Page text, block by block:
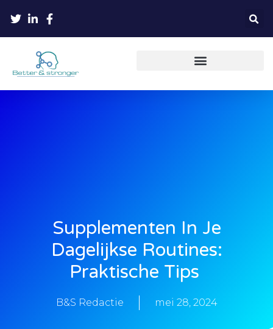
Supplementen In Je
Dagelijkse Routines:
Praktische Tips
B&S Redactie mei 28, 2024